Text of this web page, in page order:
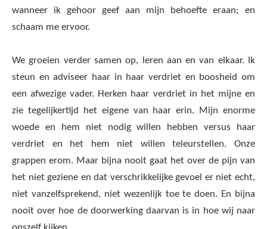
wanneer ik gehoor geef aan mijn behoefte eraan; en
schaam me ervoor.
We groeien verder samen op, leren aan en van elkaar. Ik
steun en adviseer haar in haar verdriet en boosheid om
een afwezige vader. Herken haar verdriet in het mijne en
zie tegelijkertijd het eigene van haar erin. Mijn enorme
woede en hem niet nodig willen hebben versus haar
verdriet en het hem niet willen teleurstellen. Onze
grappen erom. Maar bijna nooit gaat het over de pijn van
het niet geziene en dat verschrikkelijke gevoel er niet echt,
niet vanzelfsprekend, niet wezenlijk toe te doen. En bijna
nooit over hoe de doorwerking daarvan is in hoe wij naar